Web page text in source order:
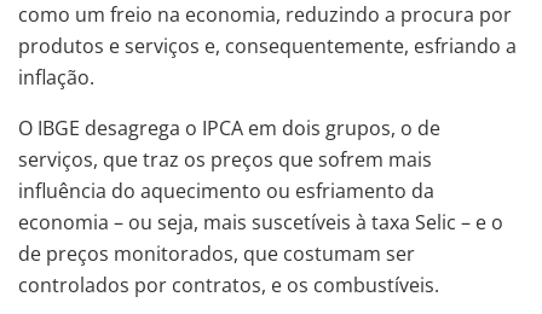
como um freio na economia, reduzindo a procura por
produtos e serviços e, consequentemente, esfriando a
inflação.
O IBGE desagrega o IPCA em dois grupos, o de
serviços, que traz os preços que sofrem mais
influência do aquecimento ou esfriamento da
economia – ou seja, mais suscetíveis à taxa Selic – e o
de preços monitorados, que costumam ser
controlados por contratos, e os combustíveis.